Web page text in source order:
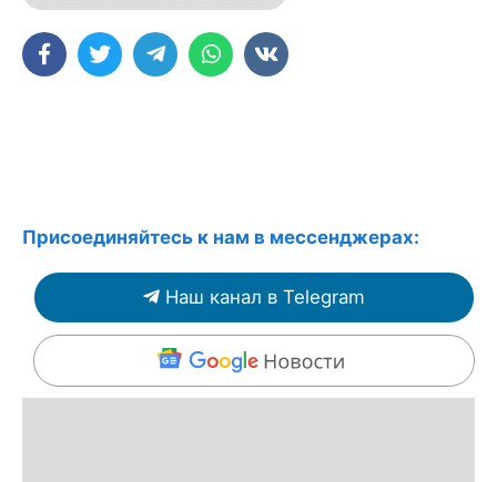
Присоединяйтесь к нам в мессенджерах:
Наш канал в Telegram